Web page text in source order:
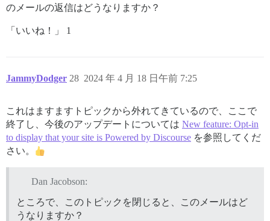
のメールの返信はどうなりますか？
「いいね！」 1
JammyDodger 2024 年 4 月 18 日午前 7:25
28
これはますますトピックから外れてきているので、ここで
終了し、今後のアップデートについては New feature: Opt-in
to display that your site is Powered by Discourse を参照してくだ
さい。
Dan Jacobson:
ところで、このトピックを閉じると、このメールはど
うなりますか？